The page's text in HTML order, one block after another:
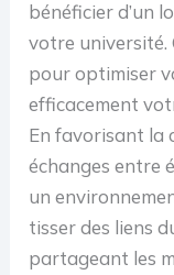
bénéficier d’un
votre université.
pour optimiser
efficacement
En favorisant la
échanges entre
un
tisser des liens
partageant les